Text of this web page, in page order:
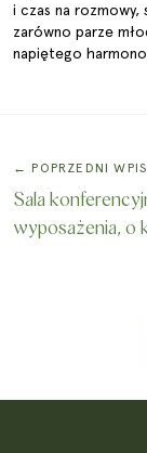
i czas na rozmowy,
zarówno parze
napiętego
← POPRZEDNI WPIS
Sala
wyposażenia, o